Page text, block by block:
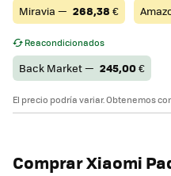
Miravia — 268,38 €
Reacondicionados
Back Market — 245,00€
El precio podría variar. Obtenemos
ComprarXiaomi